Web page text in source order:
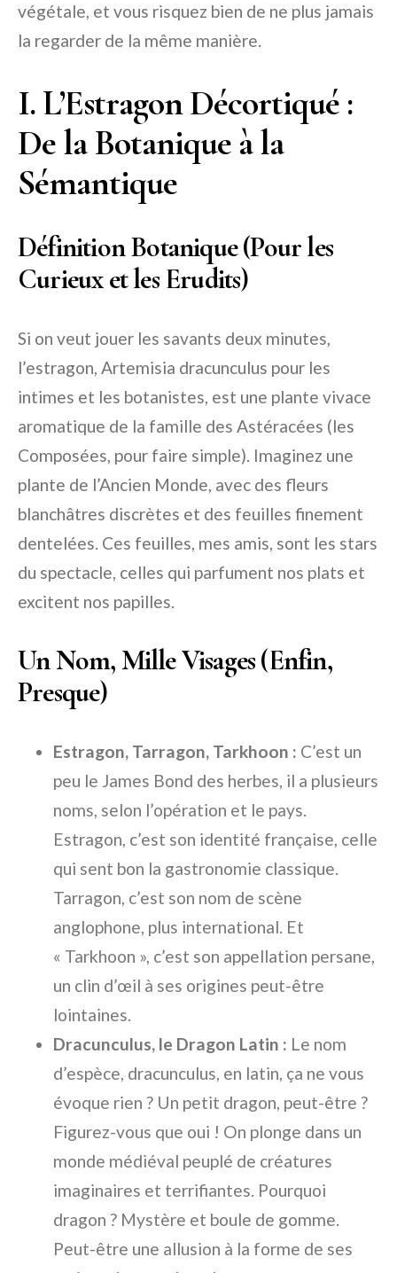
végétale, et vous risquez bien de ne plus jamais
la regarder de la même manière.
I. L’Estragon Décortiqué :
De la Botanique à la
Sémantique
Définition Botanique (Pour les
Curieux et les Erudits)
Si on veut jouer les savants deux minutes,
l’estragon, Artemisia dracunculus pour les
intimes et les botanistes, est une plante vivace
aromatique de la famille des Astéracées (les
Composées, pour faire simple). Imaginez une
plante de l’Ancien Monde, avec des fleurs
blanchâtres discrètes et des feuilles finement
dentelées. Ces feuilles, mes amis, sont les stars
du spectacle, celles qui parfument nos plats et
excitent nos papilles.
Un Nom, Mille Visages (Enfin,
Presque)
Estragon, Tarragon, Tarkhoon : C’est un
peu le James Bond des herbes, il a plusieurs
noms, selon l’opération et le pays.
Estragon, c’est son identité française, celle
qui sent bon la gastronomie classique.
Tarragon, c’est son nom de scène
anglophone, plus international. Et
« Tarkhoon », c’est son appellation persane,
un clin d’œil à ses origines peut-être
lointaines.
Dracunculus, le Dragon Latin : Le nom
d’espèce, dracunculus, en latin, ça ne vous
évoque rien ? Un petit dragon, peut-être ?
Figurez-vous que oui ! On plonge dans un
monde médiéval peuplé de créatures
imaginaires et terrifiantes. Pourquoi
dragon ? Mystère et boule de gomme.
Peut-être une allusion à la forme de ses